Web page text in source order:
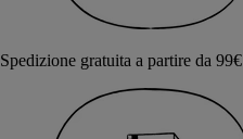
Spedizione gratuita a partire da 99€